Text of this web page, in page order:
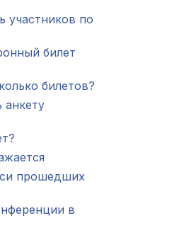
участников по
билет
билетов?
анкету
прошедших
в